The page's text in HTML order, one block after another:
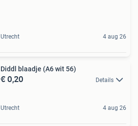
Utrecht 4 aug 26
Diddl blaadje (A6 wit 56)
€ 0,20 Details
Utrecht 4 aug 26